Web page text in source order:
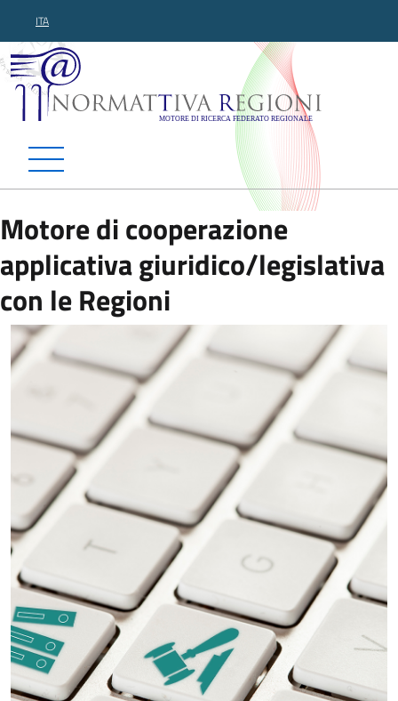
ITA
Normattiva Regioni -
Motore di cooperazione
applicativa giuridico/legislativa
con le Regioni